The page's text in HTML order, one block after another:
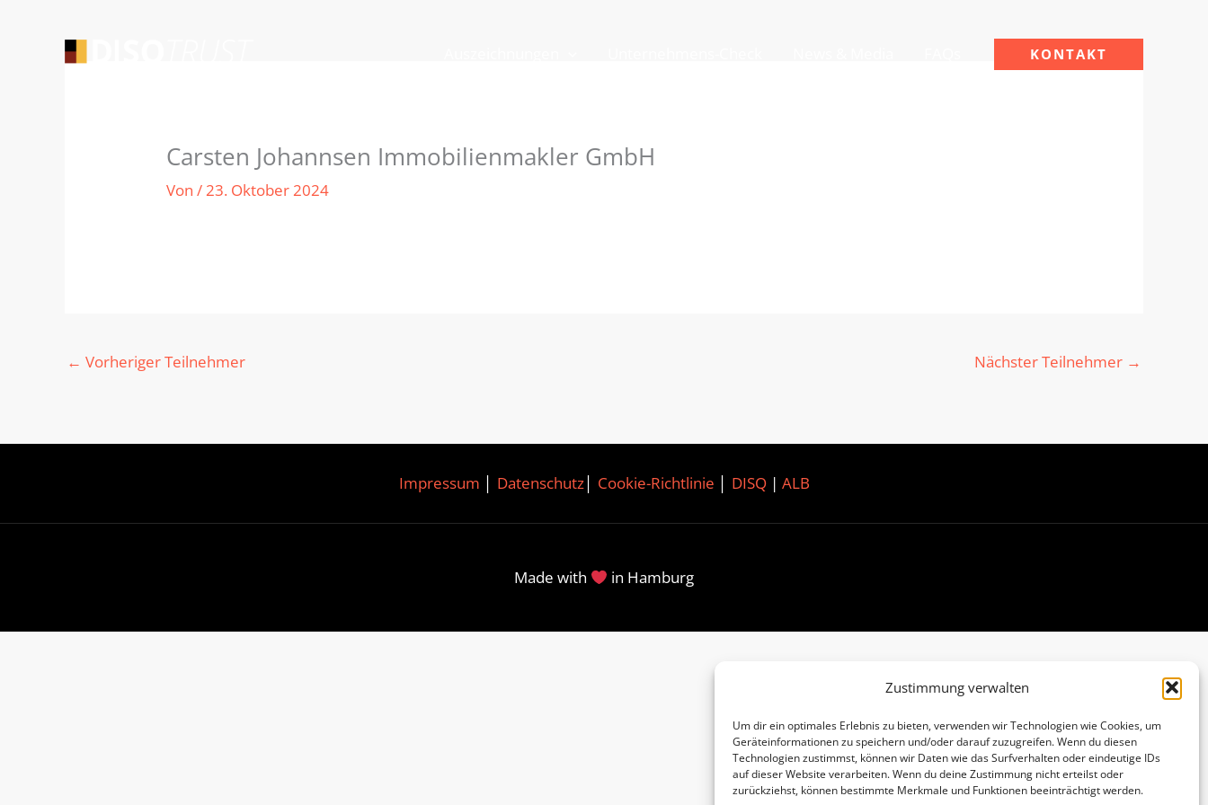
Zustimmung verwalten
Um dir ein optimales Erlebnis zu bieten, verwenden wir Technologien wie Cookies, um
Geräteinformationen zu speichern und/oder darauf zuzugreifen. Wenn du diesen
Technologien zustimmst, können wir Daten wie das Surfverhalten oder eindeutige IDs
auf dieser Website verarbeiten. Wenn du deine Zustimmung nicht erteilst oder
zurückziehst, können bestimmte Merkmale und Funktionen beeinträchtigt werden.
KONTAKT
Carsten Johannsen Immobilienmakler GmbH
Von/23. Oktober 2024
← Vorheriger Teilnehmer Nächster Teilnehmer →
Impressum Datenschutz│ Cookie-Richtlinie DISQ| ALB
Made with in Hamburg